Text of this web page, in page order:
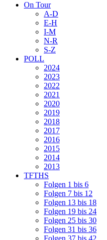
On Tour
A-D
E-H
I-M
N-R
S-Z
POLL
2024
2023
2022
2021
2020
2019
2018
2017
2016
2015
2014
2013
TFTHS
Folgen 1 bis 6
Folgen 7 bis 12
Folgen 13 bis 18
Folgen 19 bis 24
Folgen 25 bis 30
Folgen 31 bis 36
Folgen 37 bis 42